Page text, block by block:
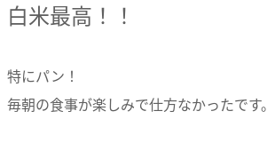
白米最高！！
特にパン！
毎朝の食事が楽しみで仕方なかったです。